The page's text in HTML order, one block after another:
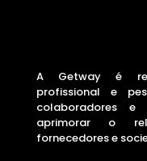
A Getway é
profissional e
colaboradores
aprimorar o
fornecedores e